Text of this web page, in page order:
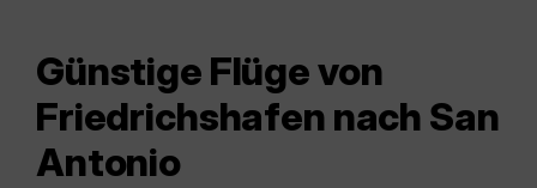
Günstige Flüge von
Friedrichshafen nach San
Antonio